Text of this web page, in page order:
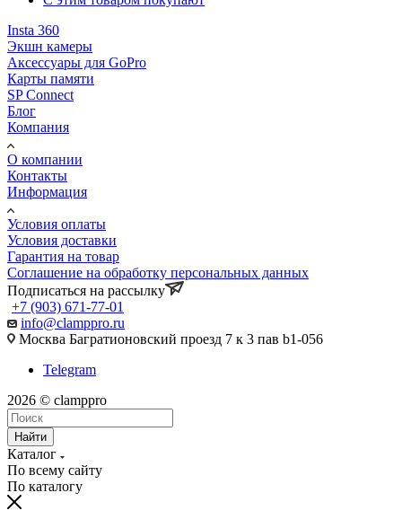
Insta 360
Экшн камеры
Аксессуары для GoPro
Карты памяти
SP Connect
Блог
Компания
О компании
Контакты
Информация
Условия оплаты
Условия доставки
Гарантия на товар
Соглашение на обработку персональных данных
Подписаться на рассылку
+7 (903) 671-77-01
info@clamppro.ru
Москва Багратионовский проезд 7 к 3 пав b1-056
Telegram
2026 © clamppro
Найти
Каталог
По всему сайту
По каталогу